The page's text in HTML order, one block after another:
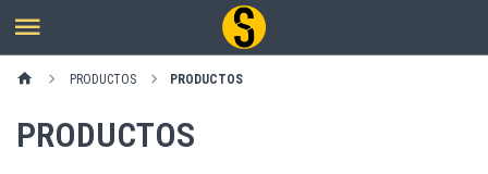
PRODUCTOS PRODUCTOS
PRODUCTOS